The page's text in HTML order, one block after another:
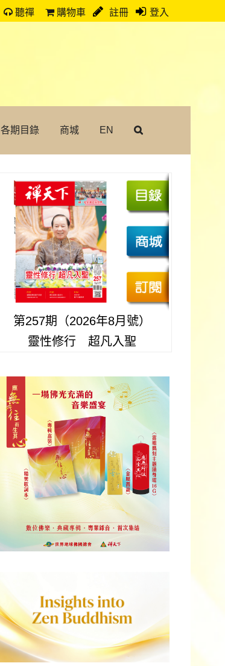
聽禪 購物車 註冊 登入
各期目錄 商城 EN
第257期（2026年8月號）
靈性修行 超凡入聖